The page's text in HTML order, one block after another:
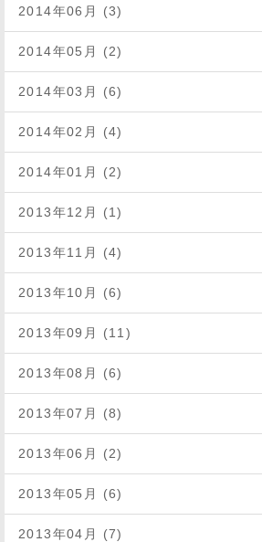
2014年06月 (3)
2014年05月 (2)
2014年03月 (6)
2014年02月 (4)
2014年01月 (2)
2013年12月 (1)
2013年11月 (4)
2013年10月 (6)
2013年09月 (11)
2013年08月 (6)
2013年07月 (8)
2013年06月 (2)
2013年05月 (6)
2013年04月 (7)